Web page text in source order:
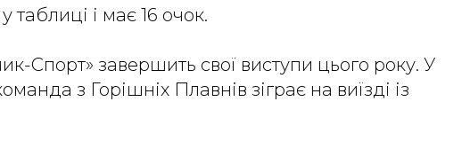
таблиці і має 16 очок.
Спорт» завершить свої виступи цього року. У
з Горішніх Плавнів зіграє на виїзді із